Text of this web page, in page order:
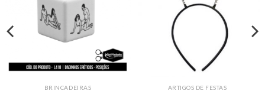
BRINCADEIRAS ARTIGOS DE FESTAS